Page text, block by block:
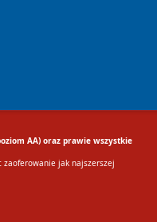
AA) oraz prawie wszystkie
jak najszerszej